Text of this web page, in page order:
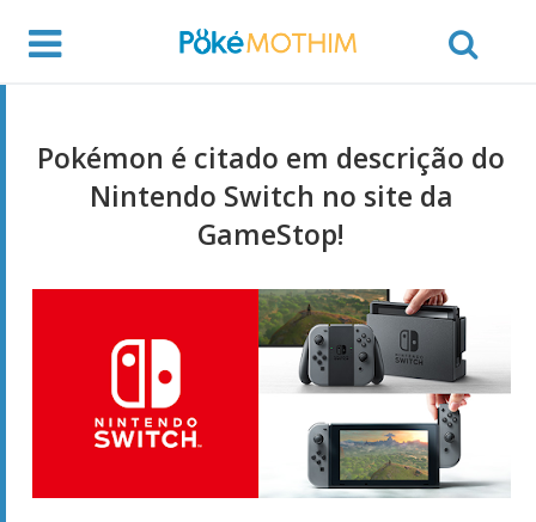
Pokémon é citado em descrição do
Nintendo Switch no site da
GameStop!